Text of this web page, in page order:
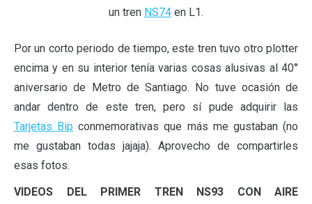
un tren NS74 en L1.
Por un corto periodo de tiempo, este tren tuvo otro plotter
encima y en su interior tenía varias cosas alusivas al 40°
aniversario de Metro de Santiago. No tuve ocasión de
andar dentro de este tren, pero sí pude adquirir las
Tarjetas Bip conmemorativas que más me gustaban (no
me gustaban todas jajaja). Aprovecho de compartirles
esas fotos.
VIDEOS DEL PRIMER TREN NS93 CON AIRE